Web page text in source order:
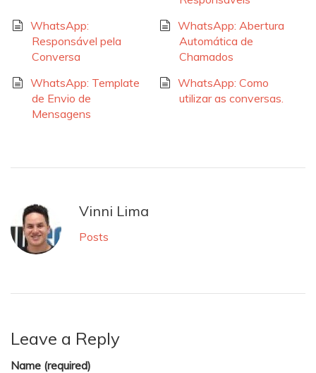
WhatsApp:
Responsável pela
Conversa
WhatsApp: Abertura
Automática de
Chamados
WhatsApp: Template
de Envio de
Mensagens
WhatsApp: Como
utilizar as conversas.
Vinni Lima
Posts
Leave a Reply
Name (required)